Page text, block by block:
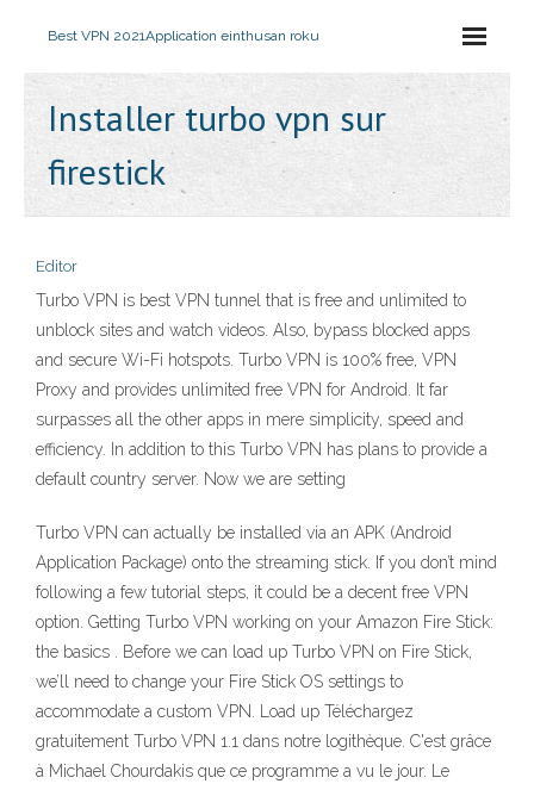
Best VPN 2021Application einthusan roku
Installer turbo vpn sur
firestick
Editor
Turbo VPN is best VPN tunnel that is free and unlimited to
unblock sites and watch videos. Also, bypass blocked apps
and secure Wi-Fi hotspots. Turbo VPN is 100% free, VPN
Proxy and provides unlimited free VPN for Android. It far
surpasses all the other apps in mere simplicity, speed and
efficiency. In addition to this Turbo VPN has plans to provide a
default country server. Now we are setting
Turbo VPN can actually be installed via an APK (Android
Application Package) onto the streaming stick. If you don’t mind
following a few tutorial steps, it could be a decent free VPN
option. Getting Turbo VPN working on your Amazon Fire Stick:
the basics . Before we can load up Turbo VPN on Fire Stick,
we’ll need to change your Fire Stick OS settings to
accommodate a custom VPN. Load up Téléchargez
gratuitement Turbo VPN 1.1 dans notre logithèque. C'est grâce
à Michael Chourdakis que ce programme a vu le jour. Le